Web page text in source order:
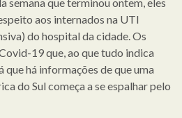
aos internados na UTI
do hospital da cidade. Os
19 que, ao que tudo indica
que há informações de que uma
do Sul começa a se espalhar pelo